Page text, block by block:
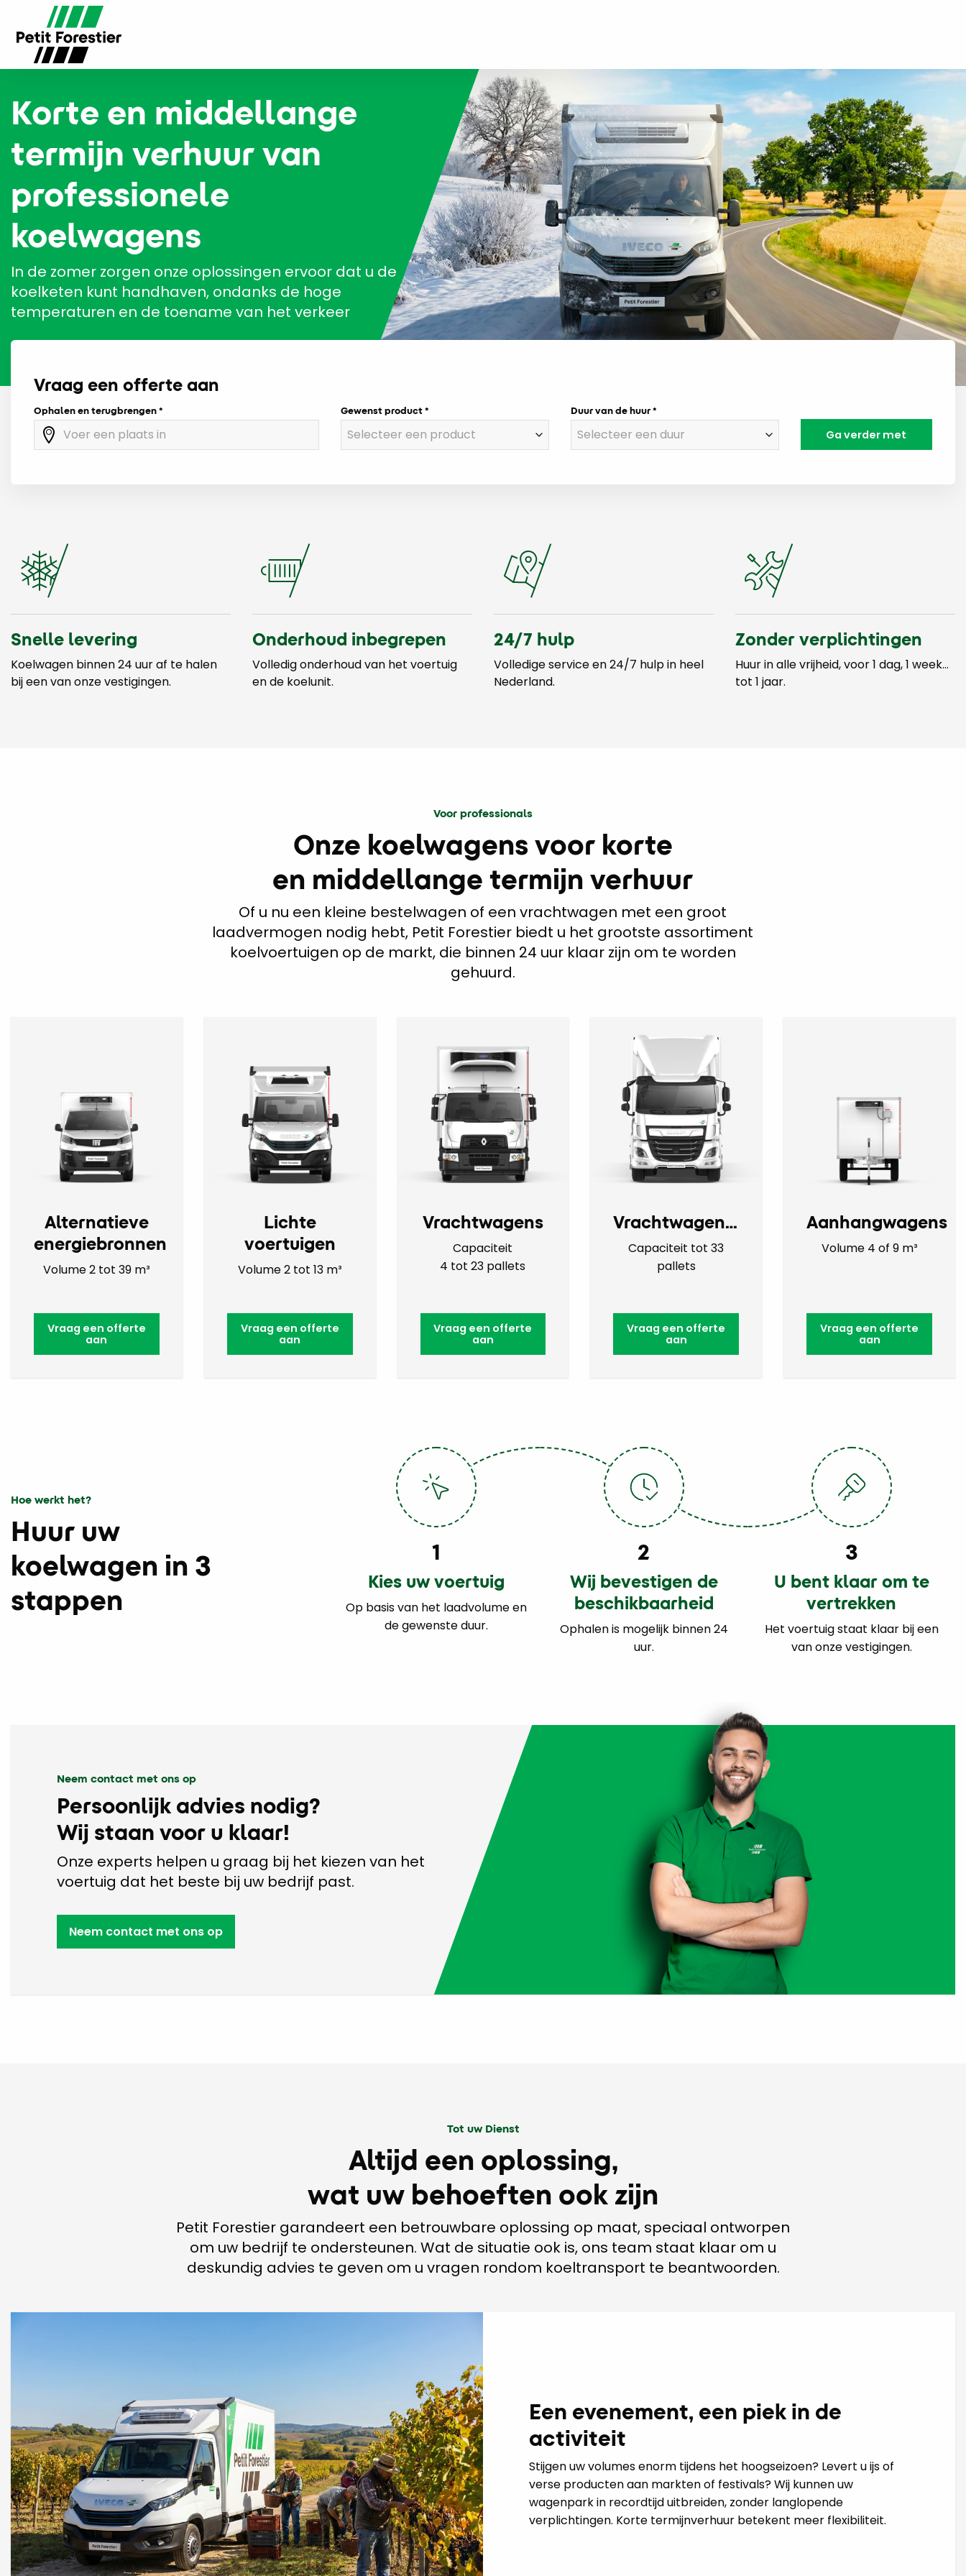
Korte en middellange
termijn verhuur van
professionele
koelwagens
In de zomer zorgen onze oplossingen ervoor dat u de
koelketen kunt handhaven, ondanks de hoge
temperaturen en de toename van het verkeer
Vraag een offerte aan
Ophalen en terugbrengen Gewenst product Duur van de huur
Snelle levering
Koelwagen binnen 24 uur af te halen
bij een van onze vestigingen.
Onderhoud inbegrepen
Volledig onderhoud van het voertuig
en de koelunit.
24/7 hulp
Volledige service en 24/7 hulp in heel
Nederland.
Zonder verplichtingen
Huur in alle vrijheid, voor 1 dag, 1 week…
tot 1 jaar.
Voor professionals
Onze koelwagens voor korte
en middellange termijn verhuur
Of u nu een kleine bestelwagen of een vrachtwagen met een groot
laadvermogen nodig hebt, Petit Forestier biedt u het grootste assortiment
koelvoertuigen op de markt, die binnen 24 uur klaar zijn om te worden
gehuurd.
Alternatieve
energiebronnen
Volume 2 tot 39 m³
Vraag een offerte
aan
Lichte
voertuigen
Volume 2 tot 13 m³
Vraag een offerte
aan
Vrachtwagens
Capaciteit
4 tot 23 pallets
Vraag een offerte
aan
Vrachtwagencombinaties
Capaciteit tot 33
pallets
Vraag een offerte
aan
Aanhangwagens
Volume 4 of 9 m³
Vraag een offerte
aan
Hoe werkt het?
Huur uw
koelwagen in 3
stappen
1
Kies uw voertuig
Op basis van het laadvolume en
de gewenste duur.
2
Wij bevestigen de
beschikbaarheid
Ophalen is mogelijk binnen 24
uur.
3
U bent klaar om te
vertrekken
Het voertuig staat klaar bij een
van onze vestigingen.
Neem contact met ons op
Persoonlijk advies nodig?
Wij staan voor u klaar!
Onze experts helpen u graag bij het kiezen van het
voertuig dat het beste bij uw bedrijf past.
Neem contact met ons op
Tot uw Dienst
Altijd een oplossing,
wat uw behoeften ook zijn
Petit Forestier garandeert een betrouwbare oplossing op maat, speciaal ontworpen
om uw bedrijf te ondersteunen. Wat de situatie ook is, ons team staat klaar om u
deskundig advies te geven om u vragen rondom koeltransport te beantwoorden.
Een evenement, een piek in de
activiteit
Stijgen uw volumes enorm tijdens het hoogseizoen? Levert u ijs of
verse producten aan markten of festivals? Wij kunnen uw
wagenpark in recordtijd uitbreiden, zonder langlopende
verplichtingen. Korte termijnverhuur betekent meer flexibiliteit.